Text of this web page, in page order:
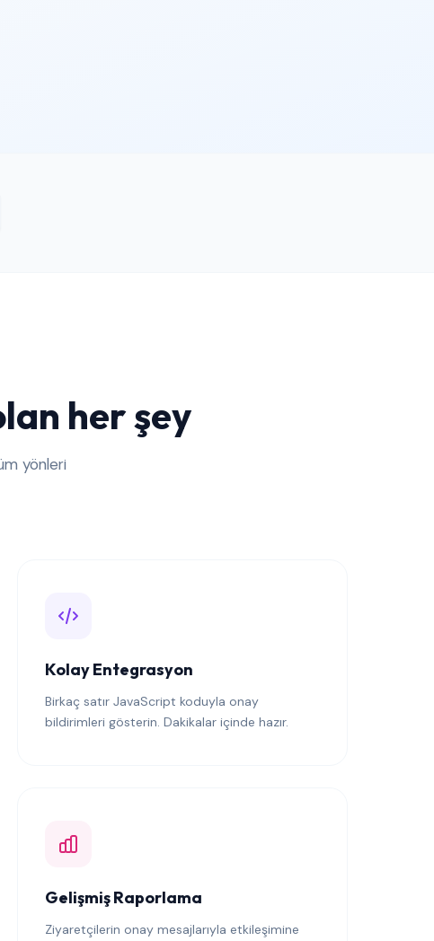
her şey
yönleri
Kolay Entegrasyon
Birkaç satır JavaScript koduyla onay
bildirimleri gösterin. Dakikalar içinde hazır.
Gelişmiş Raporlama
Ziyaretçilerin onay mesajlarıyla etkileşimine